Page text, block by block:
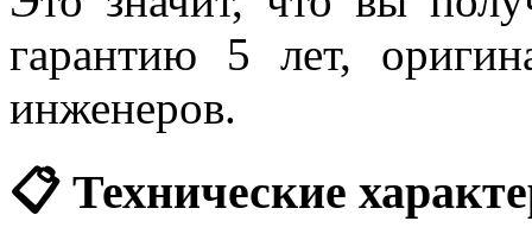
гарантию 5 лет,
инженеров.
📋 Технические